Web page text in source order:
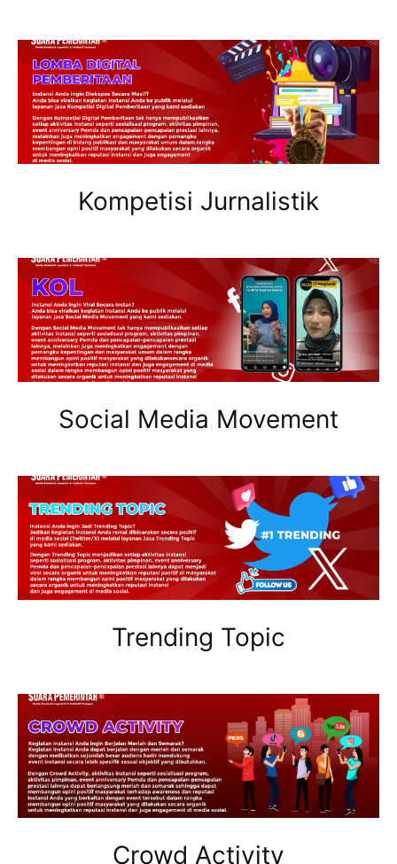
Kompetisi Jurnalistik
Social Media Movement
Trending Topic
Crowd Activity